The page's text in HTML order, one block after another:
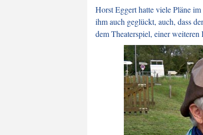
Horst Eggert hatte viele Pläne
ihm auch geglückt, auch, dass
dem Theaterspiel, einer